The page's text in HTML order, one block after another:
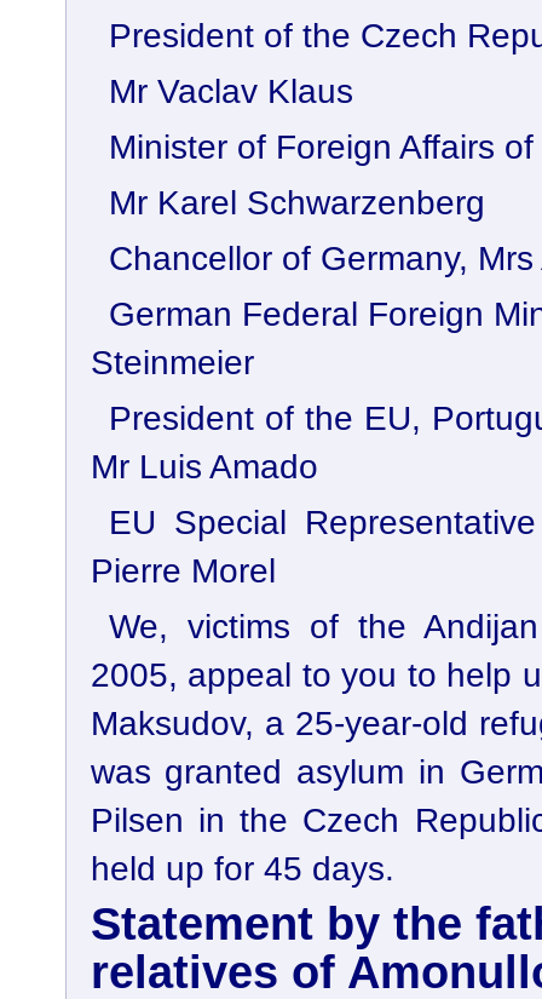
President of the Czech
Mr Vaclav Klaus
Minister of Foreign Affairs
Mr Karel Schwarzenberg
Chancellor of Germany,
German Federal Foreign
Steinmeier
President of the EU,
Mr Luis Amado
EU Special
Pierre Morel
We, victims of the
2005, appeal to you to help
Maksudov, a 25-year-old
was granted asylum in
Pilsen in the Czech
held up for 45 days.
Statement by the
relatives of